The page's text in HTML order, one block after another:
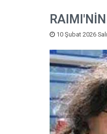
10 Şubat 2026